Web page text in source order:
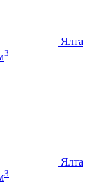
Ялта
3
Ялта
3